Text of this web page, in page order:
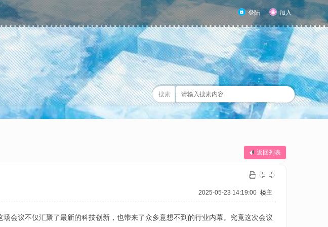
登陆 加入
搜索
返回列表
楼主
2025-05-23 14:19:00
会议不仅汇聚了最新的科技创新，也带来了众多意想不到的行业内幕。究竟这次会议